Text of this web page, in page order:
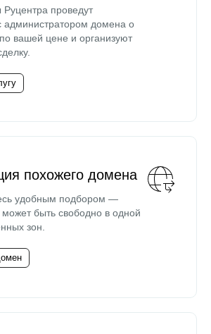
проведут
администратором домена о
вашей цене и организуют
похожего домена
удобным подбором —
быть свободно в одной
зон.